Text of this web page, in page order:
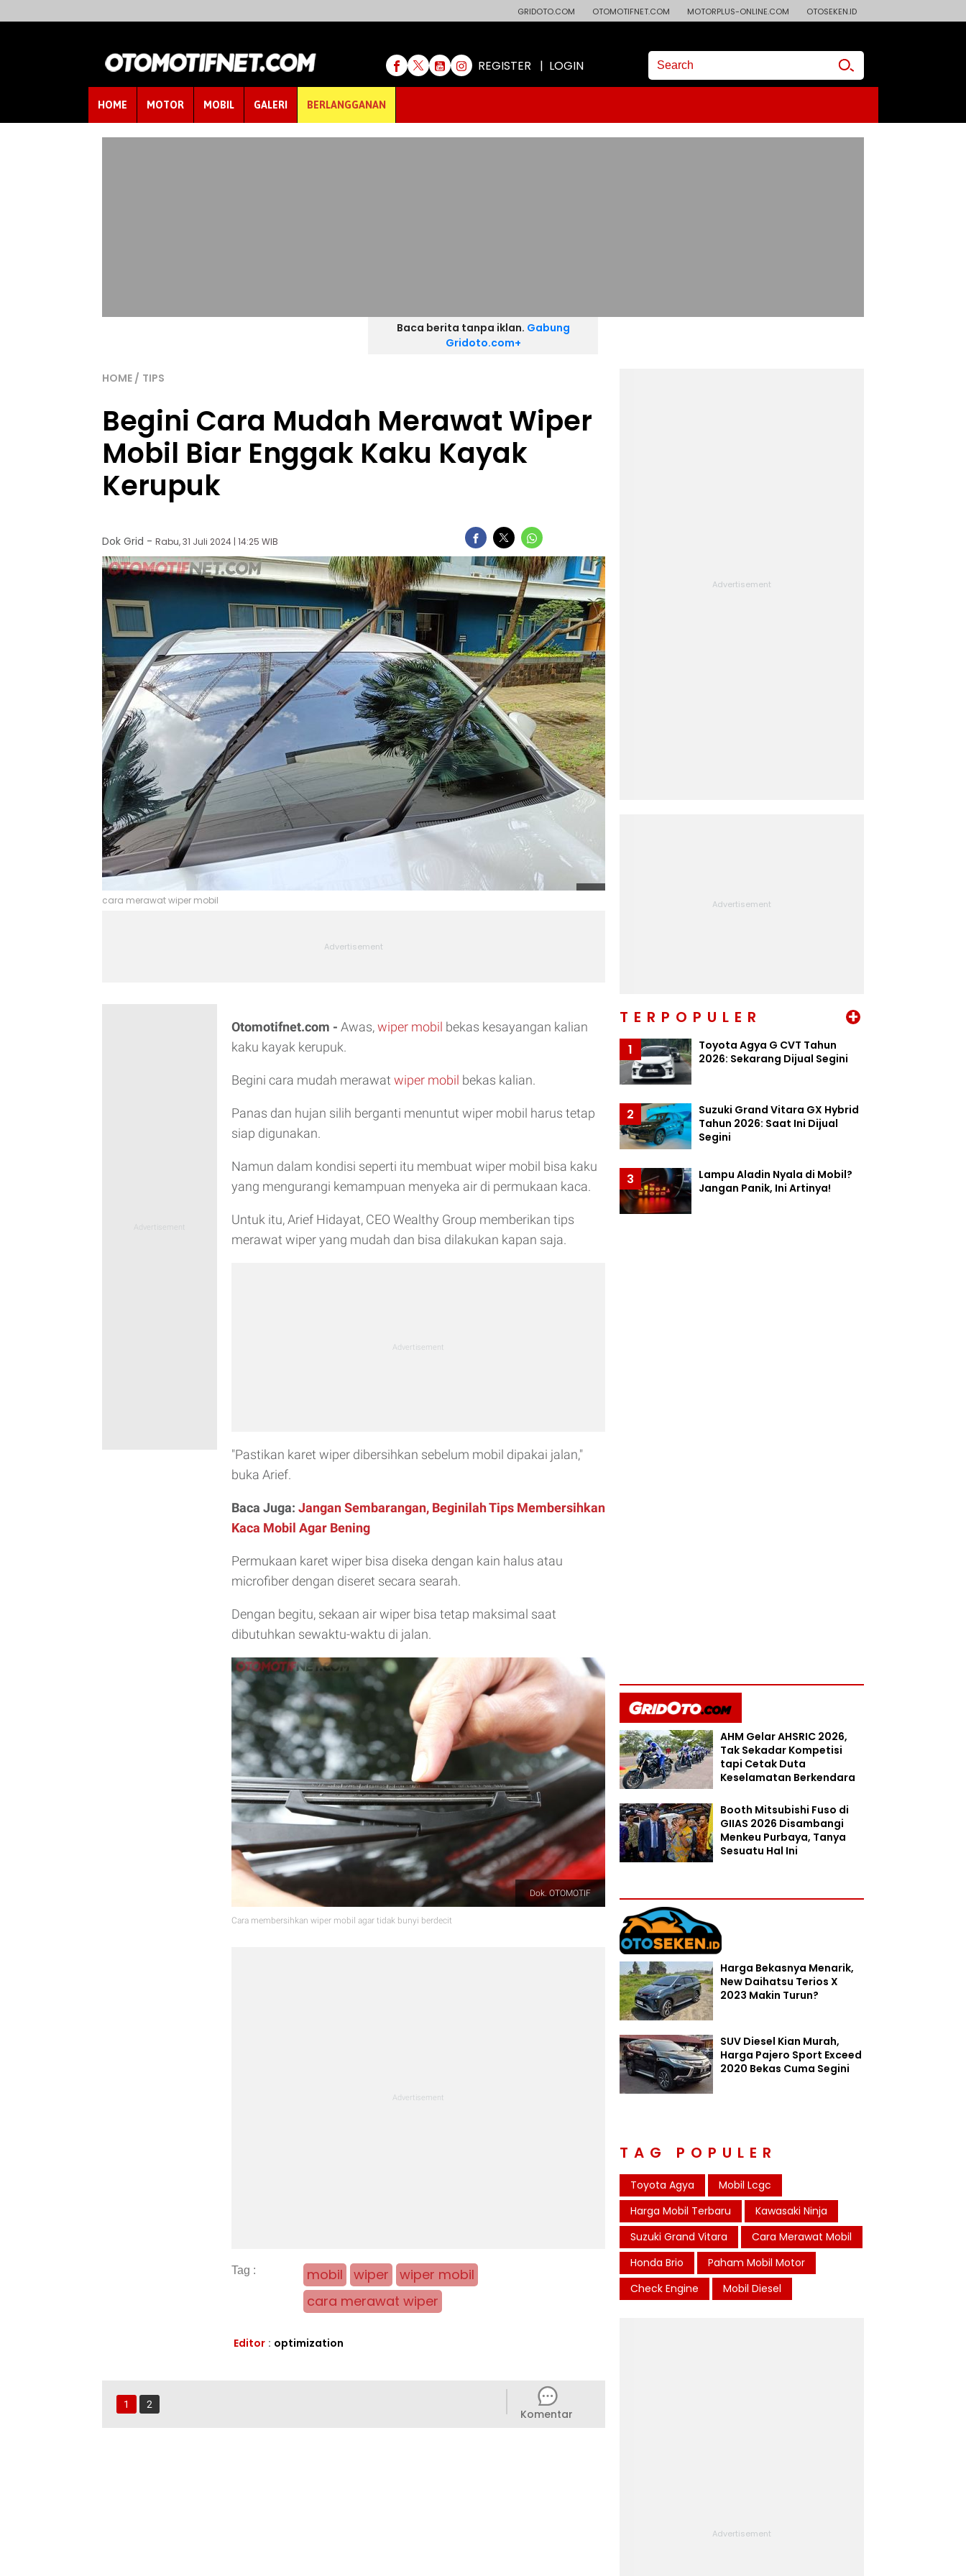
GRIDOTO.COM OTOMOTIFNET.COM MOTORPLUS-ONLINE.COM OTOSEKEN.ID
REGISTER | LOGIN
HOME MOTOR MOBIL GALERI BERLANGGANAN
Baca berita tanpa iklan. Gabung
Gridoto.com+
HOME TIPS
Begini Cara Mudah Merawat Wiper
Mobil Biar Enggak Kaku Kayak
Kerupuk
Dok Grid - Rabu, 31 Juli 2024 | 14:25 WIB
cara merawat wiper mobil
Otomotifnet.com - Awas,wiper mobil bekas kesayangan kalian
kaku kayak kerupuk.
Begini cara mudah merawat wiper mobil bekas kalian.
Panas dan hujan silih berganti menuntut wiper mobil harus tetap
siap digunakan.
Namun dalam kondisi seperti itu membuat wiper mobil bisa kaku
yang mengurangi kemampuan menyeka air di permukaan kaca.
Untuk itu, Arief Hidayat, CEO Wealthy Group memberikan tips
merawat wiper yang mudah dan bisa dilakukan kapan saja.
"Pastikan karet wiper dibersihkan sebelum mobil dipakai jalan,"
buka Arief.
Baca Juga: Jangan Sembarangan, Beginilah Tips Membersihkan
Kaca Mobil Agar Bening
Permukaan karet wiper bisa diseka dengan kain halus atau
microfiber dengan diseret secara searah.
Dengan begitu, sekaan air wiper bisa tetap maksimal saat
dibutuhkan sewaktu-waktu di jalan.
Dok. OTOMOTIF
Cara membersihkan wiper mobil agar tidak bunyi berdecit
mobil wiper
wiper mobil
cara merawat wiper
Editor : optimization
1 2
Komentar
TERPOPULER +
1
Toyota Agya G CVT Tahun
2026: Sekarang Dijual Segini
2
Suzuki Grand Vitara GX Hybrid
Tahun 2026: Saat Ini Dijual
Segini
3
Lampu Aladin Nyala di Mobil?
Jangan Panik, Ini Artinya!
AHM Gelar AHSRIC 2026,
Tak Sekadar Kompetisi
tapi Cetak Duta
Keselamatan Berkendara
Booth Mitsubishi Fuso di
GIIAS 2026 Disambangi
Menkeu Purbaya, Tanya
Sesuatu Hal Ini
Harga Bekasnya Menarik,
New Daihatsu Terios X
2023 Makin Turun?
SUV Diesel Kian Murah,
Harga Pajero Sport Exceed
2020 Bekas Cuma Segini
TAG POPULER
Toyota Agya
Mobil Lcgc
Harga Mobil Terbaru
Kawasaki Ninja
Suzuki Grand Vitara
Cara Merawat Mobil
Honda Brio
Paham Mobil Motor
Check Engine
Mobil Diesel